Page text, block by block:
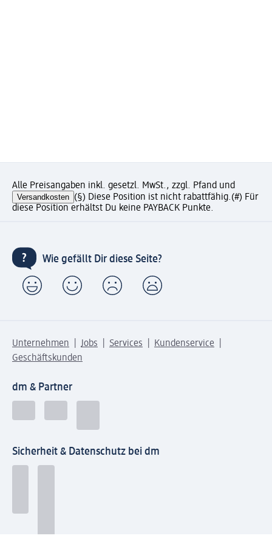
Alle Preisangaben inkl. gesetzl. MwSt., zzgl. Pfand und
Versandkosten (§) Diese Position ist nicht rabattfähig.(#) Für
diese Position erhältst Du keine PAYBACK Punkte.
Wie gefällt Dir diese Seite?
Unternehmen Jobs Services
Kundenservice
Geschäftskunden
dm & Partner
Sicherheit & Datenschutz bei dm